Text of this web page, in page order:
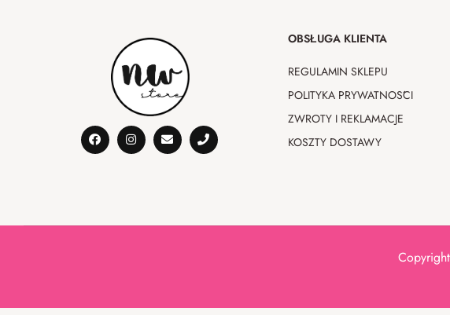
OBSŁUGA KLIENTA
REGULAMIN SKLEPU
POLITYKA PRYWATNOŚCI
ZWROTY I REKLAMACJE
KOSZTY DOSTAWY